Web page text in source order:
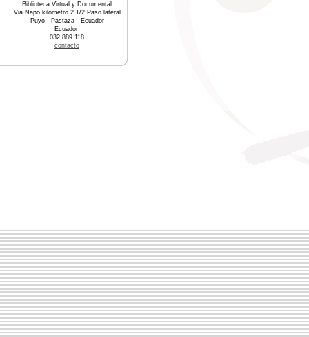
Biblioteca Virtual y Documental
Via Napo kilometro 2 1/2 Paso lateral
Puyo - Pastaza - Ecuador
Ecuador
032 889 118
contacto